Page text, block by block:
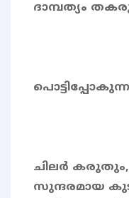
ദാമ്പത്യം
ചിലർ
സുന്ദരമായ